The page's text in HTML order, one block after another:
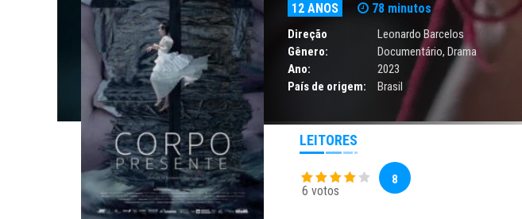
12 ANOS 78 minutos
Direção
Leonardo Barcelos
Gênero:
Documentário,Drama
Ano:
2023
País de origem:
Brasil
LEITORES
6 votos
8